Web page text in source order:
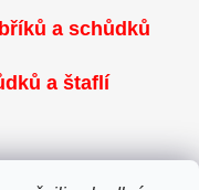
a schůdků
a štaflí